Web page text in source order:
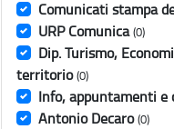
Comunicati stampa
URP Comunica (0)
Dip. Turismo,
territorio (0)
Info, appuntamenti e
Antonio Decaro (0)